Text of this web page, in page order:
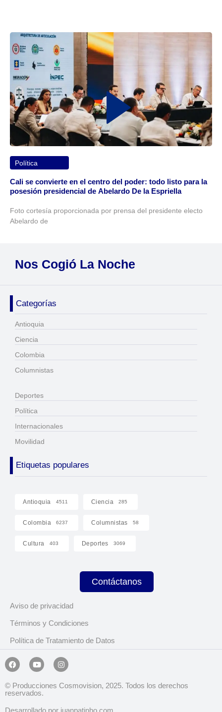
Política
Cali se convierte en el centro del poder: todo listo para la
posesión presidencial de Abelardo De la Espriella
Foto cortesía proporcionada por prensa del presidente electo
Abelardo de
Nos Cogió La Noche
Categorías
Antioquia
Ciencia
Colombia
Columnistas
Deportes
Política
Internacionales
Movilidad
Etiquetas populares
Antioquia 4511 Ciencia 285
Colombia 6237 Columnistas 58
Cultura 403 Deportes 3069
Contáctanos
Aviso de privacidad
Términos y Condiciones
Política de Tratamiento de Datos
© Producciones Cosmovision, 2025. Todos los derechos
reservados.